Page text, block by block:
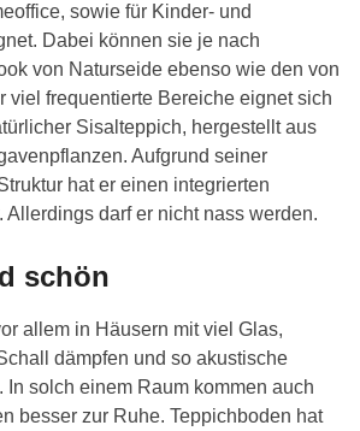
sowie für Kinder- und
Dabei können sie je nach
von Naturseide ebenso wie den von
viel frequentierte Bereiche eignet sich
Sisalteppich, hergestellt aus
Aufgrund seiner
hat er einen integrierten
Allerdings darf er nicht nass werden.
schön
allem in Häusern mit viel Glas,
dämpfen und so akustische
In solch einem Raum kommen auch
besser zur Ruhe. Teppichboden hat